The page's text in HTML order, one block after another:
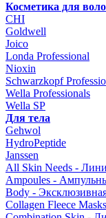
Косметика для
CHI
Goldwell
Joico
Londa Professional
Nioxin
Schwarzkopf
Wella Professionals
Wella SP
Для тела
Gehwol
HydroPeptide
Janssen
All Skin Needs -
Ampoules -
Body -
Collagen Fleece